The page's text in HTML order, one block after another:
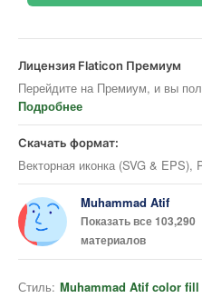
Лицензия Flaticon Премиум
Перейдите на Премиум, и вы
Подробнее
Скачать формат:
Векторная иконка (SVG & EPS),
Muhammad Atif
Показать все 103,290
материалов
Стиль: Muhammad Atif color fill